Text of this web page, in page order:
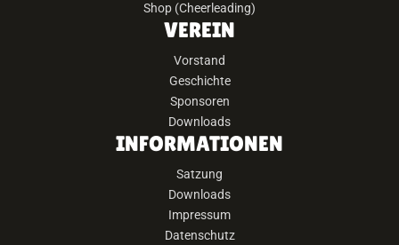
Shop (Cheerleading)
VEREIN
Vorstand
Geschichte
Sponsoren
Downloads
INFORMATIONEN
Satzung
Downloads
Impressum
Datenschutz